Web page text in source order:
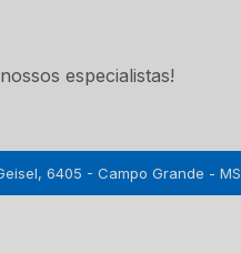
especialistas!
6405 - Campo Grande - MS